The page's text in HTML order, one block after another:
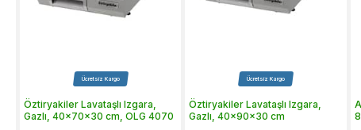
Ücretsiz Kargo
Öztiryakiler Lavataşlı Izgara,
Gazlı, 40x70x30 cm, OLG 4070
Ücretsiz Kargo
Öztiryakiler Lavataşlı Izgara,
Gazlı, 40x90x30 cm